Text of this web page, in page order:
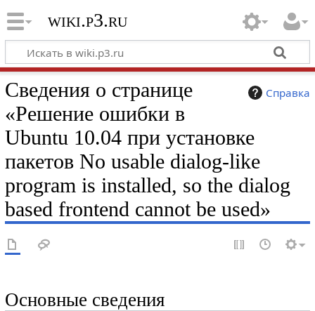
wiki.p3.ru
Справка
Сведения о странице
«Решение ошибки в
Ubuntu 10.04 при установке
пакетов No usable dialog-like
program is installed, so the dialog
based frontend cannot be used»
Основные сведения